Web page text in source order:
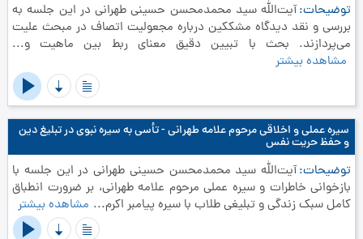
توضیحات آیت‌الله سید محمدمحسن حسینی طهرانی در این جلسه به
بررسی و نقد دیدگاه مشککین درباره مجعولیت اتصاف در مبحث علیت
می‌پردازند. بحث با تبیین دقیق معنای ربط بین ماهیت و...
مشاهده بیشتر
سیره عملی و اخلاقی مرحوم علامه طهرانی - تأسی به سیره نبوی در تبلیغ دین
و حفظ حریت نفس
توضیحات آیت‌الله سید محمدمحسن حسینی طهرانی در این جلسه با
بازخوانی خاطرات و سیره عملی مرحوم علامه طهرانی، بر ضرورت انطباق
کامل سبک زندگی و تبلیغی طلاب با سیره پیامبر اکرم... مشاهده بیشتر